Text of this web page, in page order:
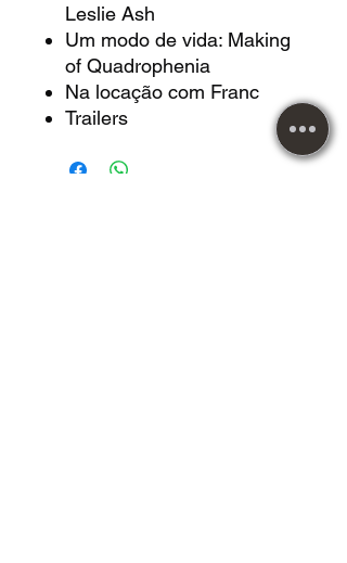
Leslie Ash
Um modo de vida: Making
of Quadrophenia
Na locação com Franc
Trailers